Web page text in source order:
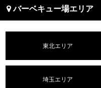
バーベキュー場エリア
東北エリア
埼玉エリア